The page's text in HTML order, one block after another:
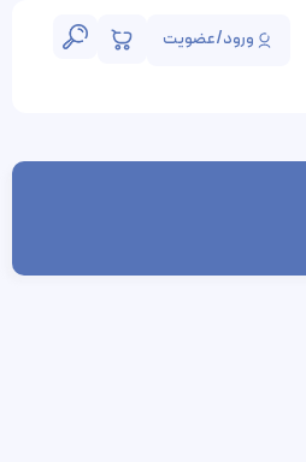
ورود/عضویت